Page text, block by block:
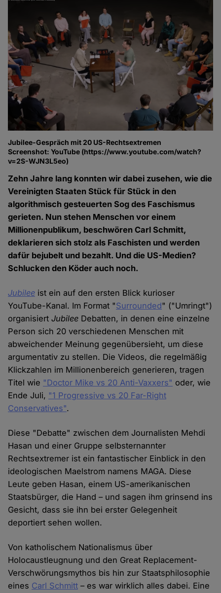
Jubilee-Gespräch mit 20 US-Rechtsextremen
Screenshot: YouTube (https://www.youtube.com/watch?
v=2S-WJN3L5eo)
Zehn Jahre lang konnten wir dabei zusehen, wie die
Vereinigten Staaten Stück für Stück in den
algorithmisch gesteuerten Sog des Faschismus
gerieten. Nun stehen Menschen vor einem
Millionenpublikum, beschwören Carl Schmitt,
deklarieren sich stolz als Faschisten und werden
dafür bejubelt und bezahlt. Und die US-Medien?
Schlucken den Köder auch noch.
Jubilee ist ein auf den ersten Blick kurioser
YouTube-Kanal. Im Format "Surrounded" ("Umringt")
organisiertJubilee Debatten, in denen eine einzelne
Person sich 20 verschiedenen Menschen mit
abweichender Meinung gegenübersieht, um diese
argumentativ zu stellen. Die Videos, die regelmäßig
Klickzahlen im Millionenbereich generieren, tragen
Titel wie "Doctor Mike vs 20 Anti-Vaxxers" oder, wie
Ende Juli, "1 Progressive vs 20 Far-Right
Conservatives".
Diese "Debatte" zwischen dem Journalisten Mehdi
Hasan und einer Gruppe selbsternannter
Rechtsextremer ist ein fantastischer Einblick in den
ideologischen Maelstrom namens MAGA. Diese
Leute geben Hasan, einem US-amerikanischen
Staatsbürger, die Hand – und sagen ihm grinsend ins
Gesicht, dass sie ihn bei erster Gelegenheit
deportiert sehen wollen.
Von katholischem Nationalismus über
Holocaustleugnung und den Great Replacement-
Verschwörungsmythos bis hin zur Staatsphilosophie
eines Carl Schmitt – es war wirklich alles dabei. Eine